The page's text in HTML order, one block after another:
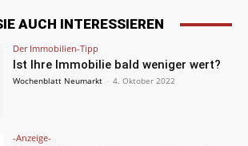
AUCH INTERESSIEREN
Der Immobilien-Tipp
Ist Ihre Immobilie bald weniger wert?
Wochenblatt Neumarkt - 4. Oktober 2022
-Anzeige-